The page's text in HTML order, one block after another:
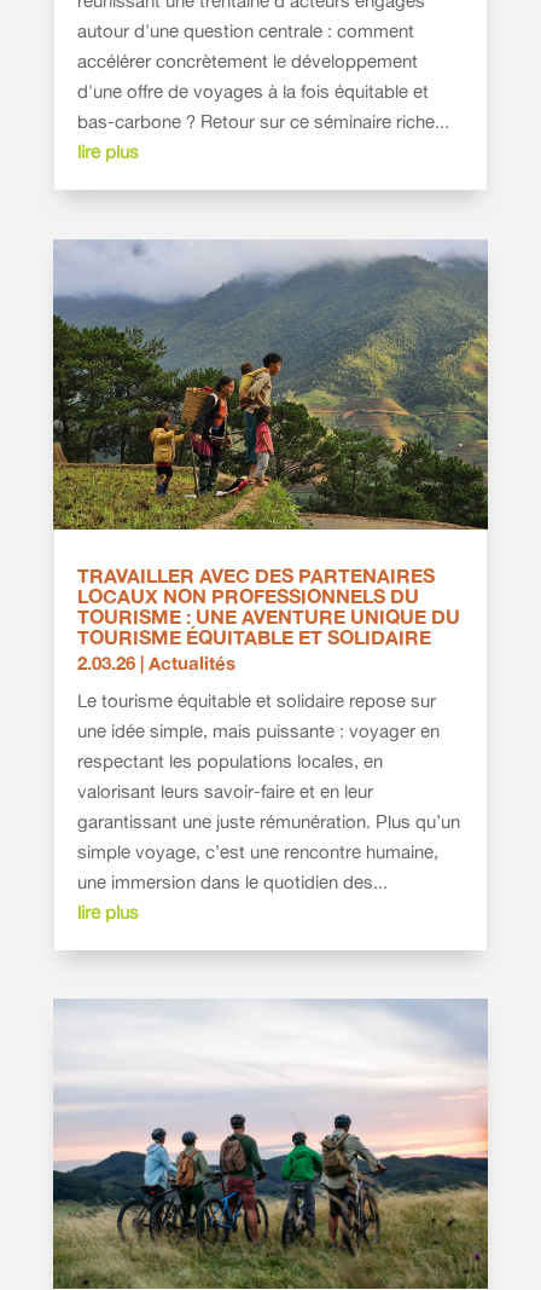
autour d'une question centrale : comment
accélérer concrètement le développement
d'une offre de voyages à la fois équitable et
bas-carbone ? Retour sur ce séminaire riche...
lire plus
TRAVAILLER AVEC DES PARTENAIRES
LOCAUX NON PROFESSIONNELS DU
TOURISME : UNE AVENTURE UNIQUE DU
TOURISME ÉQUITABLE ET SOLIDAIRE
2.03.26| Actualités
Le tourisme équitable et solidaire repose sur
une idée simple, mais puissante : voyager en
respectant les populations locales, en
valorisant leurs savoir-faire et en leur
garantissant une juste rémunération. Plus qu’un
simple voyage, c’est une rencontre humaine,
une immersion dans le quotidien des...
lire plus